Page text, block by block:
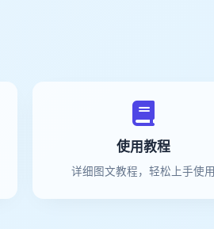
使用教程
详细图文教程，轻松上手使用